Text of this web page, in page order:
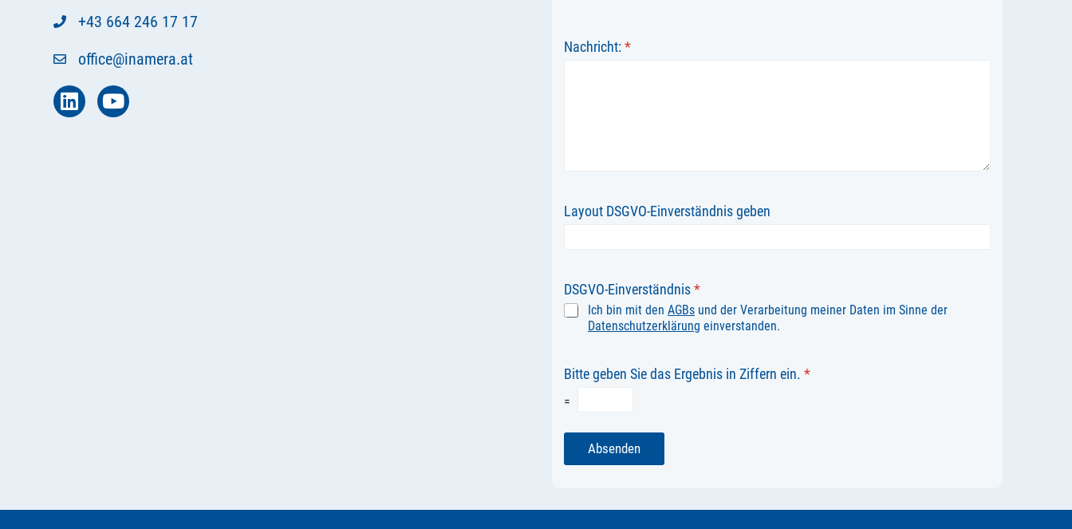
+43 664 246 17 17
office@inamera.at
Nachricht:*
Layout DSGVO-Einverständnis geben
DSGVO-Einverständnis*
Ich bin mit den AGBs und der Verarbeitung meiner Daten im Sinne der
Datenschutzerklärung einverstanden.
Bitte geben Sie das Ergebnis in Ziffern ein. *
=
Absenden